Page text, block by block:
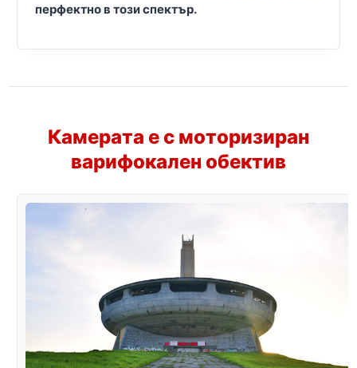
перфектно в този спектър.
Камерата е с моторизиран
варифокален обектив